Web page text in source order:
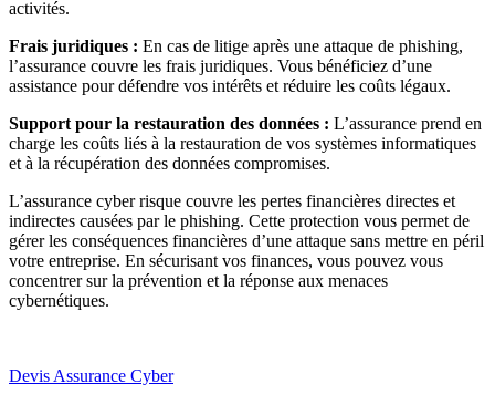
activités.
Frais juridiques : En cas de litige après une attaque de phishing,
l’assurance couvre les frais juridiques. Vous bénéficiez d’une
assistance pour défendre vos intérêts et réduire les coûts légaux.
Support pour la restauration des données : L’assurance prend en
charge les coûts liés à la restauration de vos systèmes informatiques
et à la récupération des données compromises.
L’assurance cyber risque couvre les pertes financières directes et
indirectes causées par le phishing. Cette protection vous permet de
gérer les conséquences financières d’une attaque sans mettre en péril
votre entreprise. En sécurisant vos finances, vous pouvez vous
concentrer sur la prévention et la réponse aux menaces
cybernétiques.
Devis Assurance Cyber